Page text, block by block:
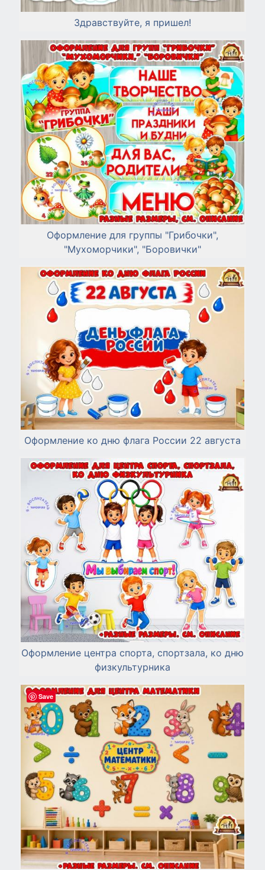
Здравствуйте, я пришел!
Оформление для группы "Грибочки",
"Мухоморчики", "Боровички"
Оформление ко дню флага России 22 августа
Оформление центра спорта, спортзала, ко дню
физкультурника
Save